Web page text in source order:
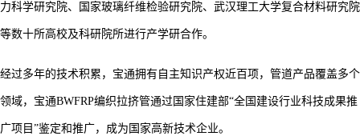
力科学研究院、国家玻璃纤维检验研究院、武汉理工大学复合材料研究院
等数十所高校及科研院所进行产学研合作。
经过多年的技术积累，宝通拥有自主知识产权近百项，管道产品覆盖多个
领域，宝通BWFRP编织拉挤管通过国家住建部“全国建设行业科技成果推
广项目”鉴定和推广，成为国家高新技术企业。